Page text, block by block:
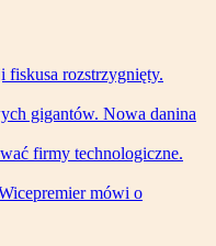
fiskusa rozstrzygnięty.
gigantów. Nowa danina
firmy technologiczne.
mówi o